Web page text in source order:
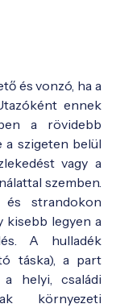
és vonzó, ha a
ennek
a rövidebb
a szigeten belül
vagy a
szemben.
és strandokon
kisebb legyen a
A hulladék
táska), a part
helyi, családi
környezeti